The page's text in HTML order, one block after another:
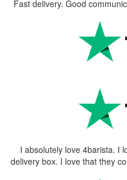
Fast delivery. Good
I absolutely love 4barista. I
delivery box. I love that they